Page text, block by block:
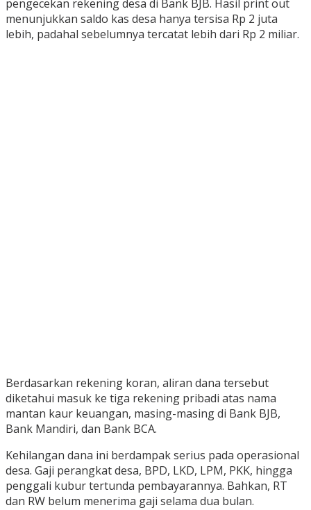
pengecekan rekening desa di Bank BJB. Hasil print out
menunjukkan saldo kas desa hanya tersisa Rp 2 juta
lebih, padahal sebelumnya tercatat lebih dari Rp 2 miliar.
Berdasarkan rekening koran, aliran dana tersebut
diketahui masuk ke tiga rekening pribadi atas nama
mantan kaur keuangan, masing-masing di Bank BJB,
Bank Mandiri, dan Bank BCA.
Kehilangan dana ini berdampak serius pada operasional
desa. Gaji perangkat desa, BPD, LKD, LPM, PKK, hingga
penggali kubur tertunda pembayarannya. Bahkan, RT
dan RW belum menerima gaji selama dua bulan.